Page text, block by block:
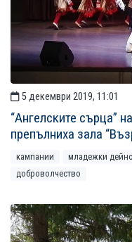
5 декември 2019, 11:01
“Ангелските сърца”
препълниха зала
кампании младежки
доброволчество